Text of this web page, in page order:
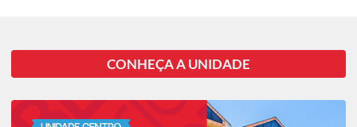
CONHEÇA A UNIDADE